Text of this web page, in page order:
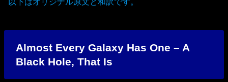
Almost Every Galaxy Has One – A
Black Hole, That Is